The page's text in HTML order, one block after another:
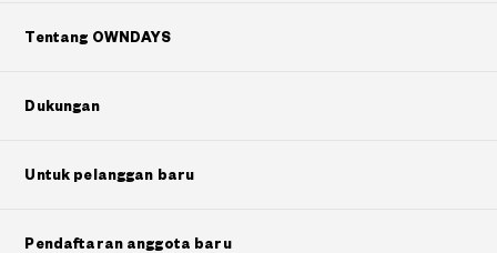
Tentang OWNDAYS
Dukungan
Untuk pelanggan baru
Pendaftaran anggota baru